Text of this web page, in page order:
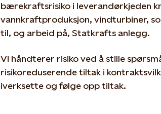
bærekraftsrisiko i leverandørkjeden
vannkraftproduksjon, vindturbiner,
til, og arbeid på, Statkrafts anlegg.
Vi håndterer risiko ved å stille
risikoreduserende tiltak i
iverksette og følge opp tiltak.